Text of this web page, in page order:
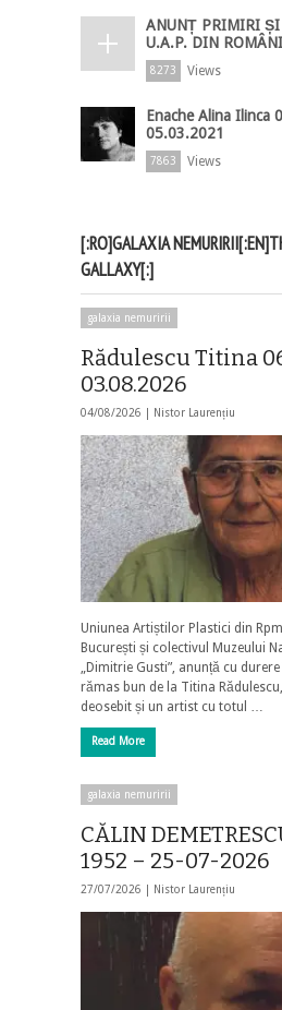
ANUNȚ PRIMIRI
U.A.P. DIN
8273 Views
Enache Alina Ilinca
05.03.2021
7863 Views
[:RO]GALAXIA
GALLAXY[:]
galaxia nemuririi
Rădulescu Titina
03.08.2026
04/08/2026 | Nistor Laurențiu
Uniunea Artiștilor Plastici din
București și colectivul Muzeului
„Dimitrie Gusti”, anunță cu
rămas bun de la Titina
deosebit și un artist cu totul …
Read More
galaxia nemuririi
CĂLIN
1952 – 25-07-2026
27/07/2026 | Nistor Laurențiu